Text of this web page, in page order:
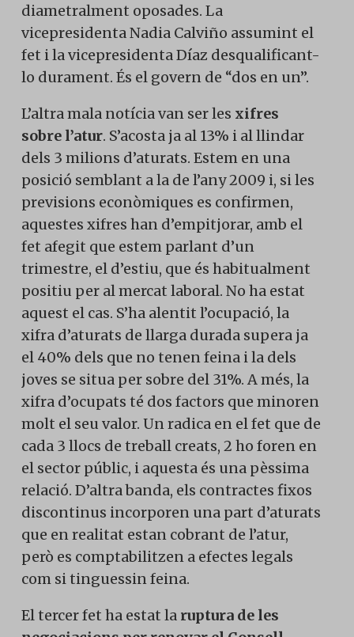
diametralment oposades. La
vicepresidenta Nadia Calviño assumint el
fet i la vicepresidenta Díaz desqualificant-
lo durament. És el govern de “dos en un”.
L’altra mala notícia van ser les xifres
sobre l’atur. S’acosta ja al 13% i al llindar
dels 3 milions d’aturats. Estem en una
posició semblant a la de l’any 2009 i, si les
previsions econòmiques es confirmen,
aquestes xifres han d’empitjorar, amb el
fet afegit que estem parlant d’un
trimestre, el d’estiu, que és habitualment
positiu per al mercat laboral. No ha estat
aquest el cas. S’ha alentit l’ocupació, la
xifra d’aturats de llarga durada supera ja
el 40% dels que no tenen feina i la dels
joves se situa per sobre del 31%. A més, la
xifra d’ocupats té dos factors que minoren
molt el seu valor. Un radica en el fet que de
cada 3 llocs de treball creats, 2 ho foren en
el sector públic, i aquesta és una pèssima
relació. D’altra banda, els contractes fixos
discontinus incorporen una part d’aturats
que en realitat estan cobrant de l’atur,
però es comptabilitzen a efectes legals
com si tinguessin feina.
El tercer fet ha estat la ruptura de les